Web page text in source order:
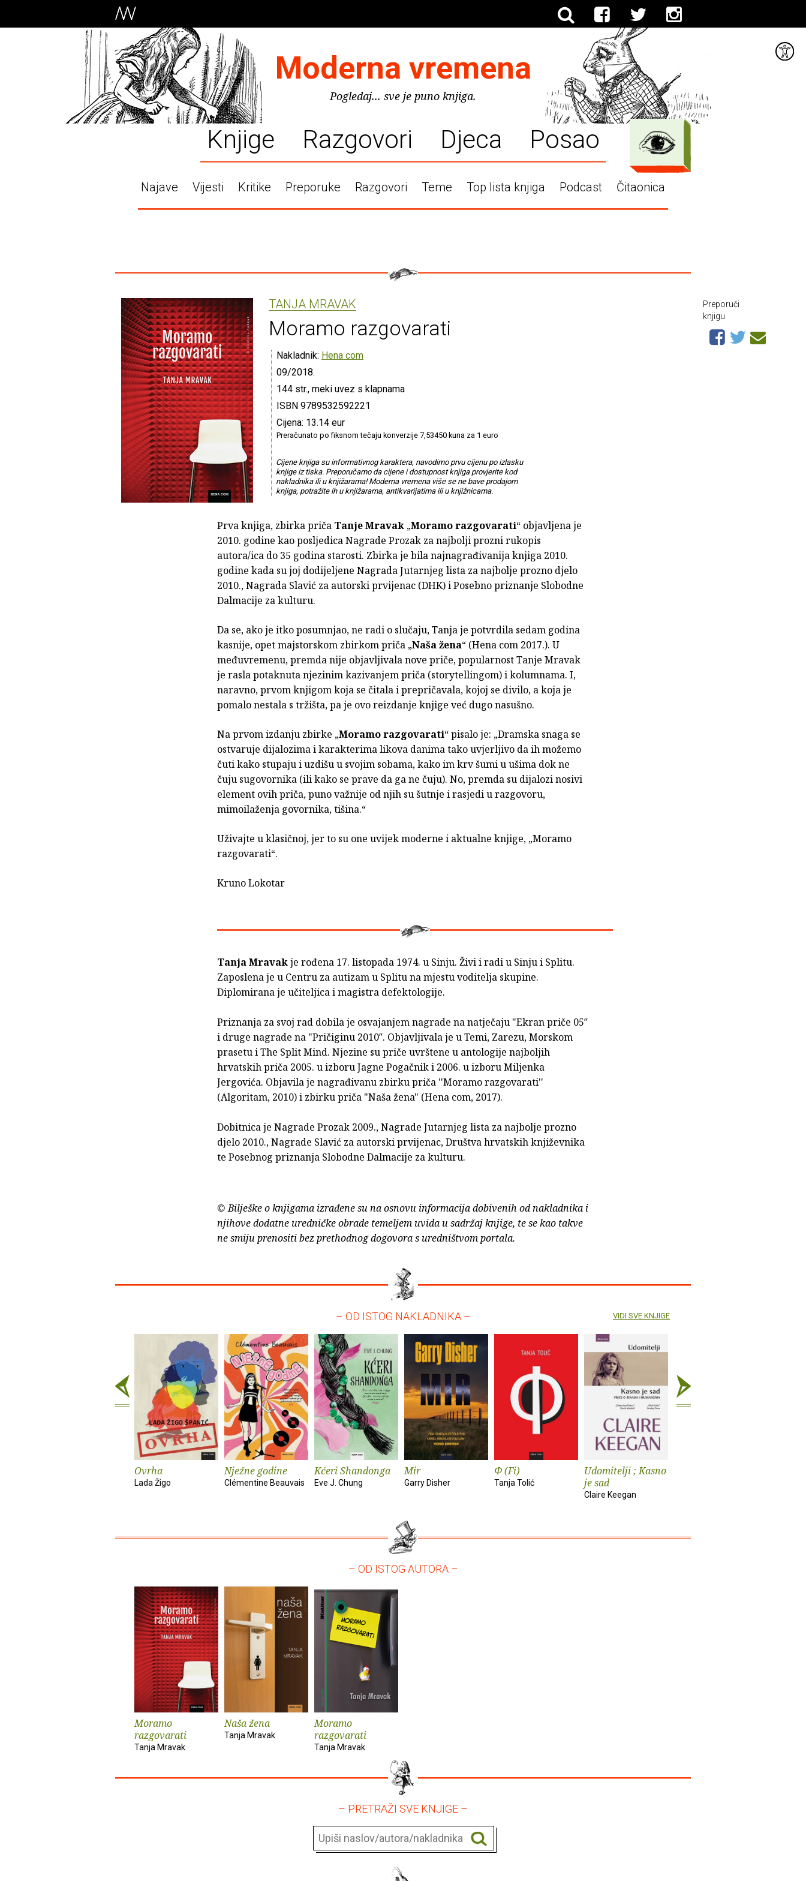
Moderna vremena
Pogledaj... sve je puno knjiga.
Knjige Razgovori Djeca Posao
Najave Vijesti Kritike Preporuke Razgovori Teme Top lista knjiga Podcast Čitaonica
TANJA MRAVAK
Moramo razgovarati
Nakladnik: Hena com
09/2018.
144 str., meki uvez s klapnama
ISBN 9789532592221
Cijena: 13.14 eur
Preračunato po fiksnom tečaju konverzije 7,53450 kuna za 1 euro
Cijene knjiga su informativnog karaktera, navodimo prvu cijenu po izlasku
knjige iz tiska. Preporučamo da cijene i dostupnost knjiga provjerite kod
nakladnika ili u knjižarama! Moderna vremena više se ne bave prodajom
knjiga, potražite ih u knjižarama, antikvarijatima ili u knjižnicama.
Prva knjiga, zbirka priča Tanje Mravak „Moramo razgovarati“ objavljena je
2010. godine kao posljedica Nagrade Prozak za najbolji prozni rukopis
autora/ica do 35 godina starosti. Zbirka je bila najnagrađivanija knjiga 2010.
godine kada su joj dodijeljene Nagrada Jutarnjeg lista za najbolje prozno djelo
2010., Nagrada Slavić za autorski prvijenac (DHK) i Posebno priznanje Slobodne
Dalmacije za kulturu.
Da se, ako je itko posumnjao, ne radi o slučaju, Tanja je potvrdila sedam godina
kasnije, opet majstorskom zbirkom priča „Naša žena“ (Hena com 2017.). U
međuvremenu, premda nije objavljivala nove priče, popularnost Tanje Mravak
je rasla potaknuta njezinim kazivanjem priča (storytellingom) i kolumnama. I,
naravno, prvom knjigom koja se čitala i prepričavala, kojoj se divilo, a koja je
pomalo nestala s tržišta, pa je ovo reizdanje knjige već dugo nasušno.
Na prvom izdanju zbirke „Moramo razgovarati“ pisalo je: „Dramska snaga se
ostvaruje dijalozima i karakterima likova danima tako uvjerljivo da ih možemo
čuti kako stupaju i uzdišu u svojim sobama, kako im krv šumi u ušima dok ne
čuju sugovornika (ili kako se prave da ga ne čuju). No, premda su dijalozi nosivi
element ovih priča, puno važnije od njih su šutnje i rasjedi u razgovoru,
mimoilaženja govornika, tišina.“
Uživajte u klasičnoj, jer to su one uvijek moderne i aktualne knjige, „Moramo
razgovarati“.
Kruno Lokotar
Tanja Mravakje rođena 17. listopada 1974. u Sinju. Živi i radi u Sinju i Splitu.
Zaposlena je u Centru za autizam u Splitu na mjestu voditelja skupine.
Diplomirana je učiteljica i magistra defektologije.
Priznanja za svoj rad dobila je osvajanjem nagrade na natječaju "Ekran priče 05″
i druge nagrade na "Pričiginu 2010″. Objavljivala je u Temi, Zarezu, Morskom
prasetu i The Split Mind. Njezine su priče uvrštene u antologije najboljih
hrvatskih priča 2005. u izboru Jagne Pogačnik i 2006. u izboru Miljenka
Jergovića. Objavila je nagrađivanu zbirku priča ''Moramo razgovarati''
(Algoritam, 2010) i zbirku priča "Naša žena" (Hena com, 2017).
Dobitnica je Nagrade Prozak 2009., Nagrade Jutarnjeg lista za najbolje prozno
djelo 2010., Nagrade Slavić za autorski prvijenac, Društva hrvatskih književnika
te Posebnog priznanja Slobodne Dalmacije za kulturu.
© Bilješke o knjigama izrađene su na osnovu informacija dobivenih od nakladnika i
njihove dodatne uredničke obrade temeljem uvida u sadržaj knjige, te se kao takve
ne smiju prenositi bez prethodnog dogovora s uredništvom portala.
Preporuči
knjigu
– OD ISTOG NAKLADNIKA –
Ovrha
Lada Žigo
Nježne godine
Clémentine Beauvais
Kćeri Shandonga
Eve J. Chung
Mir
Garry Disher
Φ (Fi)
Tanja Tolić
Udomitelji ; Kasno
je sad
Claire Keegan
VIDI SVE KNJIGE
– OD ISTOG AUTORA –
Moramo
razgovarati
Tanja Mravak
Naša žena
Tanja Mravak
Moramo
razgovarati
Tanja Mravak
– PRETRAŽI SVE KNJIGE –